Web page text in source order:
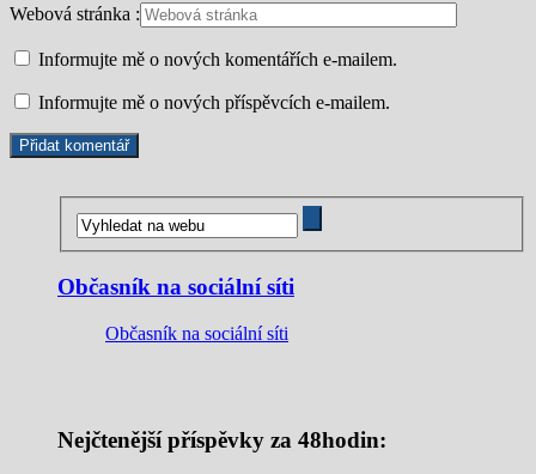
Webová stránka :
Informujte mě o nových komentářích e-mailem.
Informujte mě o nových příspěvcích e-mailem.
Občasník na sociální síti
Občasník na sociální síti
Nejčtenější příspěvky za 48hodin: